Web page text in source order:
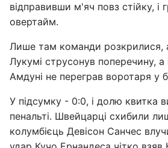
відправивши м'яч повз стійку, і
овертайм.
Лише там команди розкрилися,
Лукумі струсонув поперечину,
Амдуні не переграв воротаря у
У підсумку - 0:0, і долю квитка
пенальті. Швейцарці схибили
колумбієць Девісон Санчес